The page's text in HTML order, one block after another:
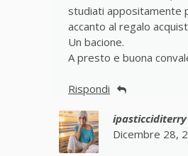
studiati appositamente
accanto al regalo
Un bacione.
A presto e buona
Rispondi
ipasticciditerry
Dicembre 28,